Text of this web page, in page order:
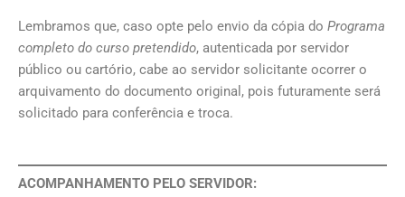
Lembramos que, caso opte pelo envio da cópia do Programa
completo do curso pretendido, autenticada por servidor
público ou cartório, cabe ao servidor solicitante ocorrer o
arquivamento do documento original, pois futuramente será
solicitado para conferência e troca.
ACOMPANHAMENTO PELO SERVIDOR: